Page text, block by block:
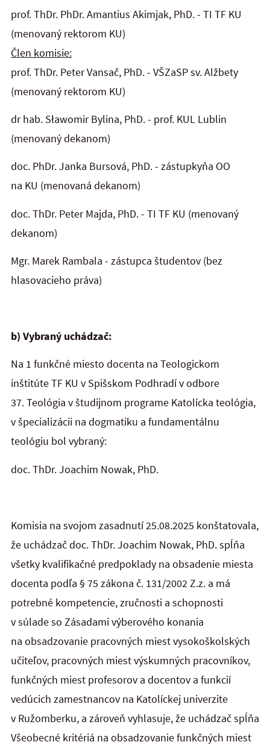
prof. ThDr. PhDr. Amantius Akimjak, PhD. - TI TF KU
(menovaný rektorom KU)
Člen komisie:
prof. ThDr. Peter Vansač, PhD. - VŠZaSP sv. Alžbety
(menovaný rektorom KU)
dr hab. Sławomir Bylina, PhD. - prof. KUL Lublin
(menovaný dekanom)
doc. PhDr. Janka Bursová, PhD. - zástupkyňa OO
na KU (menovaná dekanom)
doc. ThDr. Peter Majda, PhD. - TI TF KU (menovaný
dekanom)
Mgr. Marek Rambala - zástupca študentov (bez
hlasovacieho práva)
b) Vybraný uchádzač:
Na 1 funkčné miesto docenta na Teologickom
inštitúte TF KU v Spišskom Podhradív odbore
37. Teológia v študijnom programe Katolícka teológia,
v špecializácii na dogmatiku a fundamentálnu
teológiu bol vybraný:
doc. ThDr. Joachim Nowak, PhD.
Komisia na svojom zasadnutí 25.08.2025 konštatovala,
že uchádzač doc. ThDr. Joachim Nowak, PhD. spĺňa
všetky kvalifikačné predpoklady na obsadenie miesta
docenta podľa § 75 zákona č. 131/2002 Z.z. a má
potrebné kompetencie, zručnosti a schopnosti
v súlade so Zásadami výberového konania
na obsadzovanie pracovných miest vysokoškolských
učiteľov, pracovných miest výskumných pracovníkov,
funkčných miest profesorov a docentov a funkcií
vedúcich zamestnancov na Katolíckej univerzite
v Ružomberku, a zároveň vyhlasuje, že uchádzač spĺňa
Všeobecné kritériá na obsadzovanie funkčných miest